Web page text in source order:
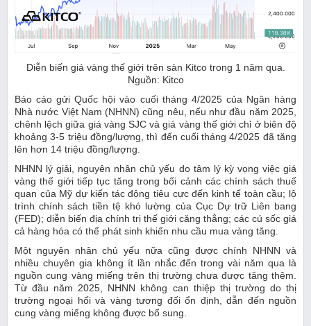
Diễn biến giá vàng thế giới trên sàn Kitco trong 1 năm qua.
Nguồn: Kitco
Báo cáo gửi Quốc hội vào cuối tháng 4/2025 của Ngân hàng
Nhà nước Việt Nam (NHNN) cũng nêu, nếu như đầu năm 2025,
chênh lệch giữa giá vàng SJC và giá vàng thế giới chỉ ở biên độ
khoảng 3-5 triệu đồng/lượng, thì đến cuối tháng 4/2025 đã tăng
lên hơn 14 triệu đồng/lượng.
NHNN lý giải, nguyên nhân chủ yếu do tâm lý kỳ vọng việc giá
vàng thế giới tiếp tục tăng trong bối cảnh các chính sách thuế
quan của Mỹ dự kiến tác động tiêu cực đến kinh tế toàn cầu; lộ
trình chính sách tiền tệ khó lường của Cục Dự trữ Liên bang
(FED); diễn biến địa chính trị thế giới căng thẳng; các cú sốc giá
cả hàng hóa có thể phát sinh khiến nhu cầu mua vàng tăng.
Một nguyên nhân chủ yếu nữa cũng được chính NHNN và
nhiều chuyên gia không ít lần nhắc đến trong vài năm qua là
nguồn cung vàng miếng trên thị trường chưa được tăng thêm.
Từ đầu năm 2025, NHNN không can thiệp thị trường do thị
trường ngoại hối và vàng tương đối ổn định, dẫn đến nguồn
cung vàng miếng không được bổ sung.